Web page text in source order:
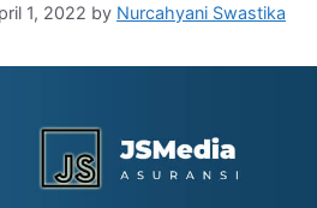
1, 2022 by Nurcahyani Swastika